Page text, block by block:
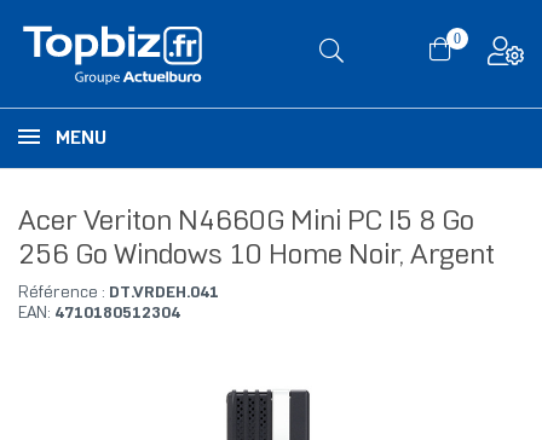
0
MENU
Acer Veriton N4660G Mini PC I5 8 Go
256 Go Windows 10 Home Noir, Argent
Référence : DT.VRDEH.041
EAN: 4710180512304